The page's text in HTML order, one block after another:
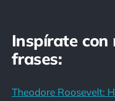
Inspírate con
frases:
Theodore Roosevelt: